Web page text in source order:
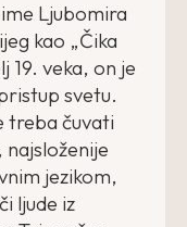
Ljubomira
kao „Čika
19. veka, on je
svetu.
treba čuvati
jezikom,
ljude iz